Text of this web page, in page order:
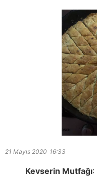
21 Mayıs 2020 16:33
Kevserin Mutfağı: